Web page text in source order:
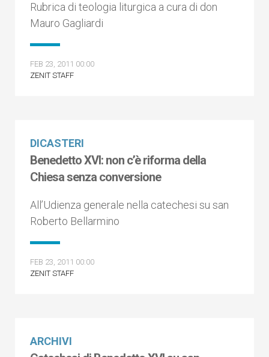
Rubrica di teologia liturgica a cura di don
Mauro Gagliardi
FEB 23, 2011 00:00
ZENIT STAFF
DICASTERI
Benedetto XVI: non c’è riforma della
Chiesa senza conversione
All’Udienza generale nella catechesi su san
Roberto Bellarmino
FEB 23, 2011 00:00
ZENIT STAFF
ARCHIVI